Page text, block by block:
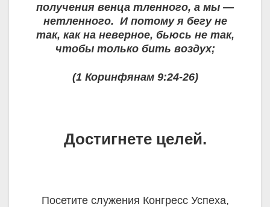
получения венца тленного, а мы —
нетленного. И потому я бегу не
так, как на неверное, бьюсь не так,
чтобы только бить воздух;
(1 Коринфянам 9:24-26)
Достигнете целей.
Посетите служения Конгресс Успеха,